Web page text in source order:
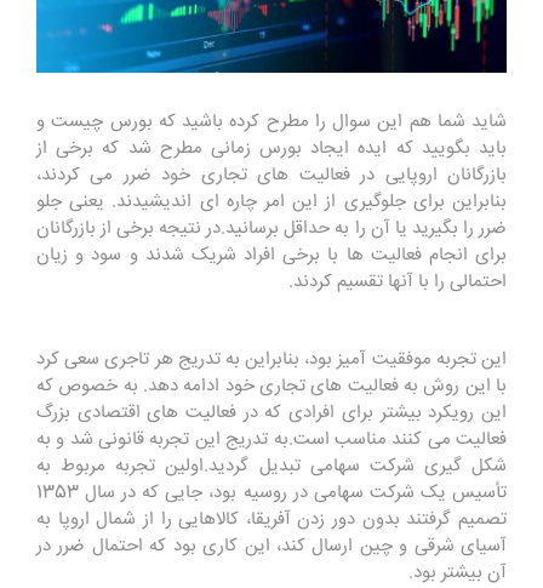
شاید شما هم این سوال را مطرح کرده باشید که بورس چیست و
باید بگویید که ایده ایجاد بورس زمانی مطرح شد که برخی از
بازرگانان اروپایی در فعالیت های تجاری خود ضرر می کردند،
بنابراین برای جلوگیری از این امر چاره ای اندیشیدند. یعنی جلو
ضرر را بگیرید یا آن را به حداقل برسانید.در نتیجه برخی از بازرگانان
برای انجام فعالیت ها با برخی افراد شریک شدند و سود و زیان
احتمالی را با آنها تقسیم کردند.
این تجربه موفقیت آمیز بود، بنابراین به تدریج هر تاجری سعی کرد
با این روش به فعالیت های تجاری خود ادامه دهد. به خصوص که
این رویکرد بیشتر برای افرادی که در فعالیت های اقتصادی بزرگ
فعالیت می کنند مناسب است.به تدریج این تجربه قانونی شد و به
شکل گیری شرکت سهامی تبدیل گردید.اولین تجربه مربوط به
تأسیس یک شرکت سهامی در روسیه بود، جایی که در سال 1353
تصمیم گرفتند بدون دور زدن آفریقا، کالاهایی را از شمال اروپا به
آسیای شرقی و چین ارسال کند، این کاری بود که احتمال ضرر در
آن بیشتر بود.